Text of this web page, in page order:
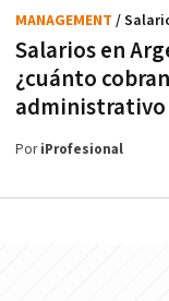
Salarios en
¿cuánto
administrativo
MANAGEMENT /
PoriProfesional